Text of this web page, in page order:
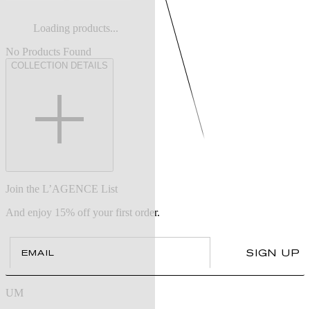
Loading products...
No Products Found
COLLECTION DETAILS
Join the L’AGENCE List
And enjoy 15% off your first order.
SIGN UP
UM